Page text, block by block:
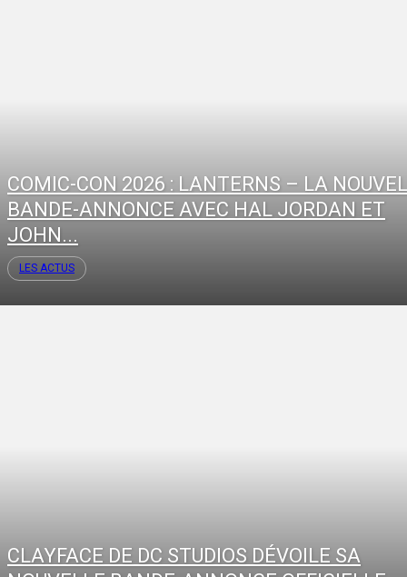
COMIC-CON 2026 : LANTERNS – LA
BANDE-ANNONCE AVEC HAL JORDAN ET
JOHN...
LES ACTUS
CLAYFACE DE DC STUDIOS DÉVOILE SA